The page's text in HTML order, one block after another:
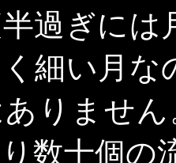
過ぎに
細い月な
ありませ
数十個の